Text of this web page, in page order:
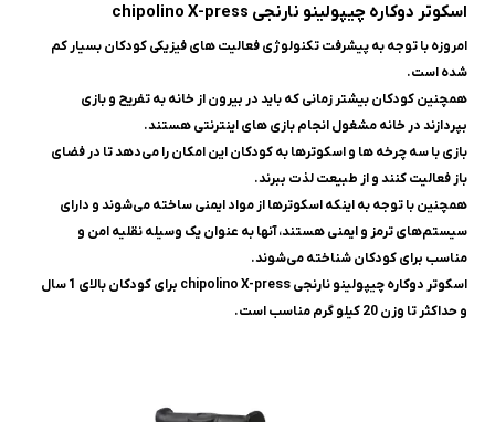
اسکوتر دوکاره چیپولینو نارنجی chipolino X-press
امروزه با توجه به پیشرفت تکنولوژی فعالیت های فیزیکی کودکان بسیار کم
شده است.
همچنین کودکان بیشتر زمانی که باید در بیرون از خانه به تفریح و بازی
بپردازند در خانه مشغول انجام بازی های اینترنتی هستند.
بازی با سه چرخه ها و اسکوترها به کودکان این امکان را می‌دهد تا در فضای
باز فعالیت کنند و از طبیعت لذت ببرند.
همچنین با توجه به اینکه اسکوترها از مواد ایمنی ساخته می‌شوند و دارای
سیستم‌های ترمز و ایمنی هستند، آنها به عنوان یک وسیله نقلیه امن و
مناسب برای کودکان شناخته می‌شوند.
اسکوتر دوکاره چیپولینو نارنجی chipolino X-press برای کودکان بالای 1 سال
و حداکثر تا وزن 20 کیلو گرم مناسب است.